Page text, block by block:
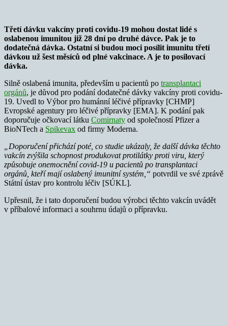
Třetí dávku vakcíny proti covidu-19 mohou dostat lidé s
oslabenou imunitou již 28 dní po druhé dávce. Pak je to
dodatečná dávka. Ostatní si budou moci posílit imunitu třetí
dávkou už šest měsíců od plné vakcinace. A je to posilovací
dávka.
Silně oslabená imunita, především u pacientů po transplantaci
orgánů, je důvod pro podání dodatečné dávky vakcíny proti covidu-
19. Uvedl to Výbor pro humánní léčivé přípravky [CHMP]
Evropské agentury pro léčivé přípravky [EMA]. K podání pak
doporučuje očkovací látku Comirnaty od společností Pfizer a
BioNTech a Spikevax od firmy Moderna.
„Doporučení přichází poté, co studie ukázaly, že další dávka těchto
vakcín zvýšila schopnost produkovat protilátky proti viru, který
způsobuje onemocnění covid-19 u pacientů po transplantaci
orgánů, kteří mají oslabený imunitní systém,“ potvrdil ve své zprávě
Státní ústav pro kontrolu léčiv [SÚKL].
Upřesnil, že i tato doporučení budou výrobci těchto vakcín uvádět
v příbalové informaci a souhrnu údajů o přípravku.